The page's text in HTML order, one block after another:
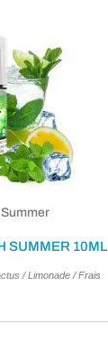
SUMMER 10ML
/ Limonade / Frais